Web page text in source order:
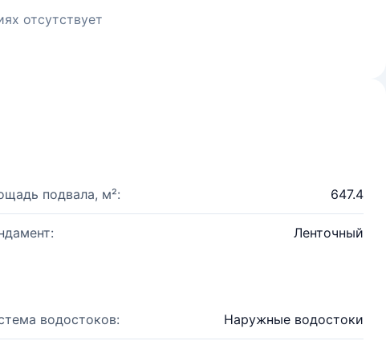
отсутствует
подвала, м²: 647.4
Ленточный
водостоков: Наружные водостоки